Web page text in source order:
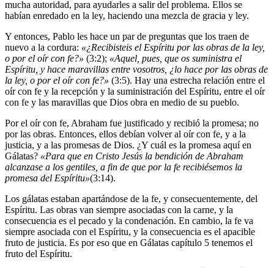
mucha autoridad, para ayudarles a salir del problema. Ellos se
habían enredado en la ley, haciendo una mezcla de gracia y ley.
Y entonces, Pablo les hace un par de preguntas que los traen de
nuevo a la cordura: «¿Recibisteis el Espíritu por las obras de la ley,
o por el oír con fe?» (3:2); «Aquel, pues, que os suministra el
Espíritu, y hace maravillas entre vosotros, ¿lo hace por las obras de
la ley, o por el oír con fe?» (3:5). Hay una estrecha relación entre el
oír con fe y la recepción y la suministración del Espíritu, entre el oír
con fe y las maravillas que Dios obra en medio de su pueblo.
Por el oír con fe, Abraham fue justificado y recibió la promesa; no
por las obras. Entonces, ellos debían volver al oír con fe, y a la
justicia, y a las promesas de Dios. ¿Y cuál es la promesa aquí en
Gálatas? «Para que en Cristo Jesús la bendición de Abraham
alcanzase a los gentiles, a fin de que por la fe recibiésemos la
promesa del Espíritu»(3:14).
Los gálatas estaban apartándose de la fe, y consecuentemente, del
Espíritu. Las obras van siempre asociadas con la carne, y la
consecuencia es el pecado y la condenación. En cambio, la fe va
siempre asociada con el Espíritu, y la consecuencia es el apacible
fruto de justicia. Es por eso que en Gálatas capítulo 5 tenemos el
fruto del Espíritu.